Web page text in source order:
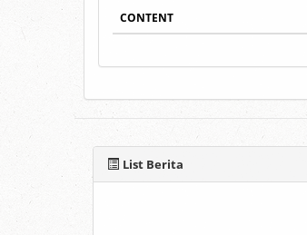
CONTENT
List Berita